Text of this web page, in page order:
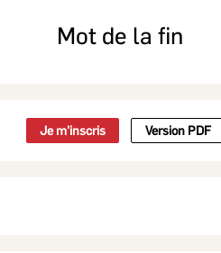
Mot de la fin
Je m'inscris Version PDF